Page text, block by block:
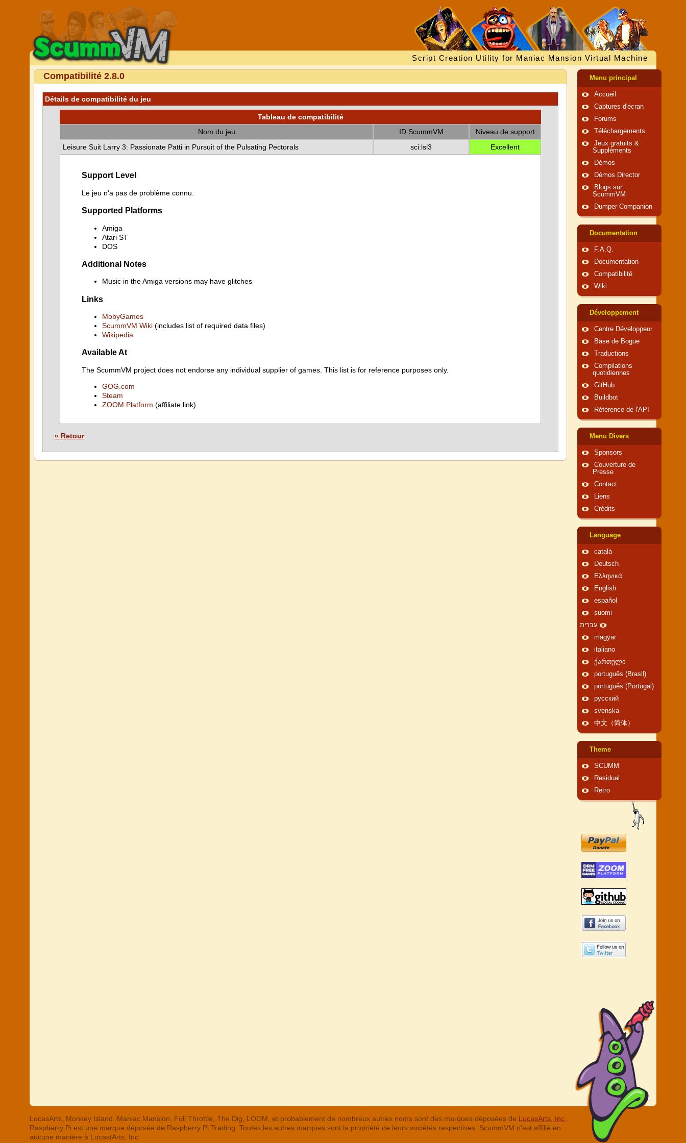
Script Creation Utility for Maniac Mansion Virtual Machine
Compatibilité 2.8.0
Détails de compatibilité du jeu
Tableau de compatibilité
Nom du jeu
ID ScummVM
Niveau de support
Leisure Suit Larry 3: Passionate Patti in Pursuit of the Pulsating Pectorals
sci:lsl3 Excellent
Support Level
Le jeu n'a pas de problème connu.
Supported Platforms
Amiga
Atari ST
DOS
Additional Notes
Music in the Amiga versions may have glitches
Links
MobyGames
ScummVM Wiki (includes list of required data files)
Wikipedia
Available At
The ScummVM project does not endorse any individual supplier of games. This list is for reference purposes only.
GOG.com
Steam
ZOOM Platform (affiliate link)
« Retour
Menu principal
Accueil
Captures d'écran
Forums
Téléchargements
Jeux gratuits &
Suppléments
Démos
Démos Director
Blogs sur
ScummVM
Dumper Companion
Documentation
F.A.Q.
Documentation
Compatibilité
Wiki
Développement
Centre Développeur
Base de Bogue
Traductions
Compilations
quotidiennes
GitHub
Buildbot
Référence de l'API
Menu Divers
Sponsors
Couverture de
Presse
Contact
Liens
Crédits
Language
català
Deutsch
Ελληνικά
English
español
suomi
עברית
magyar
italiano
ქართული
português (Brasil)
português (Portugal)
русский
svenska
中文（简体）
Theme
SCUMM
Residual
Retro
LucasArts, Monkey Island, Maniac Mansion, Full Throttle, The Dig, LOOM, et probablement de nombreux autres noms sont des marques déposées de LucasArts, Inc.
Raspberry Pi est une marque déposée de Raspberry Pi Trading. Toutes les autres marques sont la propriété de leurs sociétés respectives. ScummVM n'est affilié en
aucune manière à LucastArts, Inc.